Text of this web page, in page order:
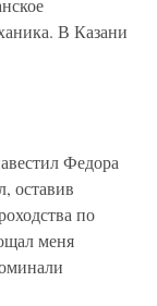
В Казани
Федора
оставив
по
меня